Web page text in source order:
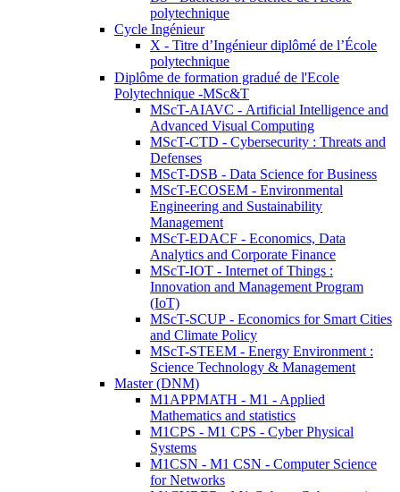
polytechnique
Cycle Ingénieur
X - Titre d’Ingénieur diplômé de l’École
polytechnique
Diplôme de formation gradué de l'Ecole
Polytechnique -MSc&T
MScT-AIAVC - Artificial Intelligence and
Advanced Visual Computing
MScT-CTD - Cybersecurity : Threats and
Defenses
MScT-DSB - Data Science for Business
MScT-ECOSEM - Environmental
Engineering and Sustainability
Management
MScT-EDACF - Economics, Data
Analytics and Corporate Finance
MScT-IOT - Internet of Things :
Innovation and Management Program
(IoT)
MScT-SCUP - Economics for Smart Cities
and Climate Policy
MScT-STEEM - Energy Environment :
Science Technology & Management
Master (DNM)
M1APPMATH - M1 - Applied
Mathematics and statistics
M1CPS - M1 CPS - Cyber Physical
Systems
M1CSN - M1 CSN - Computer Science
for Networks